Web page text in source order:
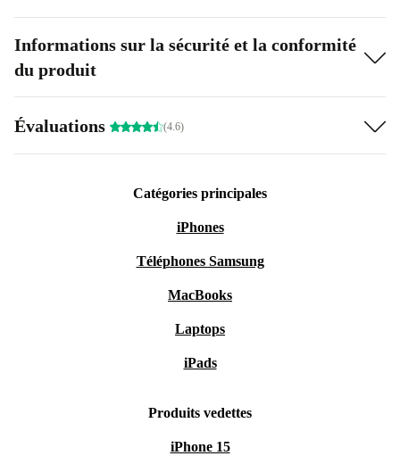
Informations sur la sécurité et la conformité
du produit
Évaluations (4.6)
Catégories principales
iPhones
Téléphones Samsung
MacBooks
Laptops
iPads
Produits vedettes
iPhone 15